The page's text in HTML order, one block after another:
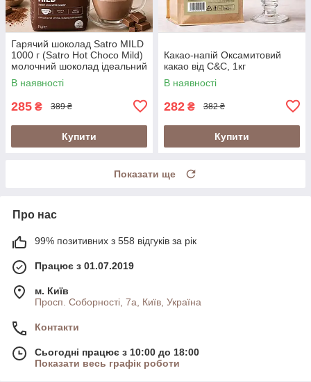
Гарячий шоколад Satro MILD
1000 г (Satro Hot Choco Mild)
молочний шоколад ідеальний
для вендингу
В наявності
285 ₴ 389 ₴
Купити
Какао-напій Оксамитовий
какао від C&C, 1кг
В наявності
282 ₴ 382 ₴
Купити
Показати ще
Про нас
99% позитивних з 558 відгуків за рік
Працює з 01.07.2019
м. Київ
Просп. Соборності, 7а, Київ, Україна
Контакти
Сьогодні працює з 10:00 до 18:00
Показати весь графік роботи